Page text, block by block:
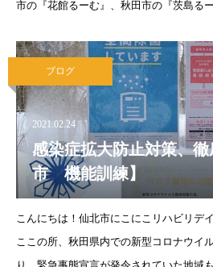
市の『花館るーむ』、秋田市の『茨島る
その他にも地域の笑顔
ブログ
2021.02.24
感染症拡大防止対策、
市 機能訓練】
こんにちは！仙北市にこにこリハビリデ
ここの所、秋田県内での新型コロナウイ